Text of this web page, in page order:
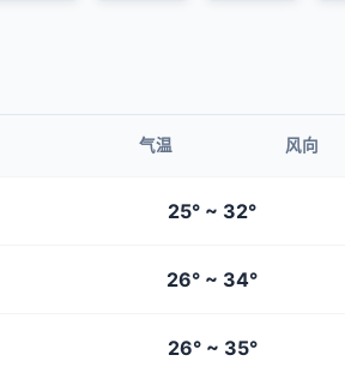
气温 风向
25° ~ 32°
26° ~ 34°
26° ~ 35°